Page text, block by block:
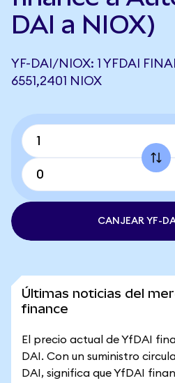
DAI a NIOX)
YF-DAI/NIOX: 1 YFDAI
6551,2401 NIOX
CANJEAR YF-
Últimas noticias del
finance
El precio actual de YfDAI
DAI. Con un suministro
DAI, significa que YfDAI